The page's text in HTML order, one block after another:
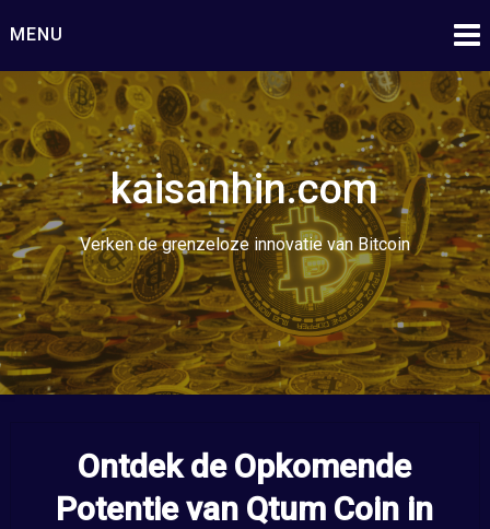
naar
inhoud
MENU
kaisanhin.com
Verken de grenzeloze innovatie van Bitcoin
Ontdek de Opkomende
Potentie van Qtum Coin in